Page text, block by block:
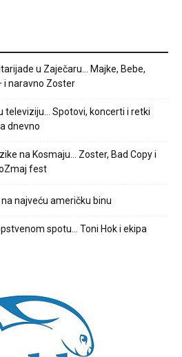
u Zaječaru… Majke, Bebe,
i naravno Zoster
televiziju… Spotovi, koncerti i retki
dnevno
na Kosmaju… Zoster, Bad Copy i
fest
najveću američku binu
spotu… Toni Hok i ekipa